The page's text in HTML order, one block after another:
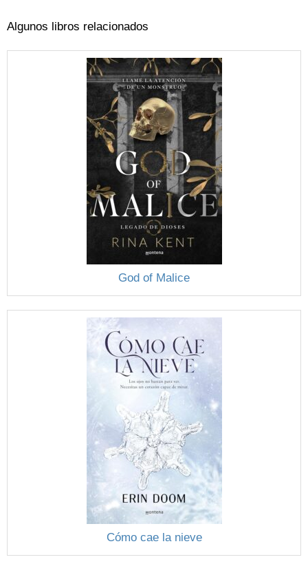
Algunos libros relacionados
God of Malice
Cómo cae la nieve